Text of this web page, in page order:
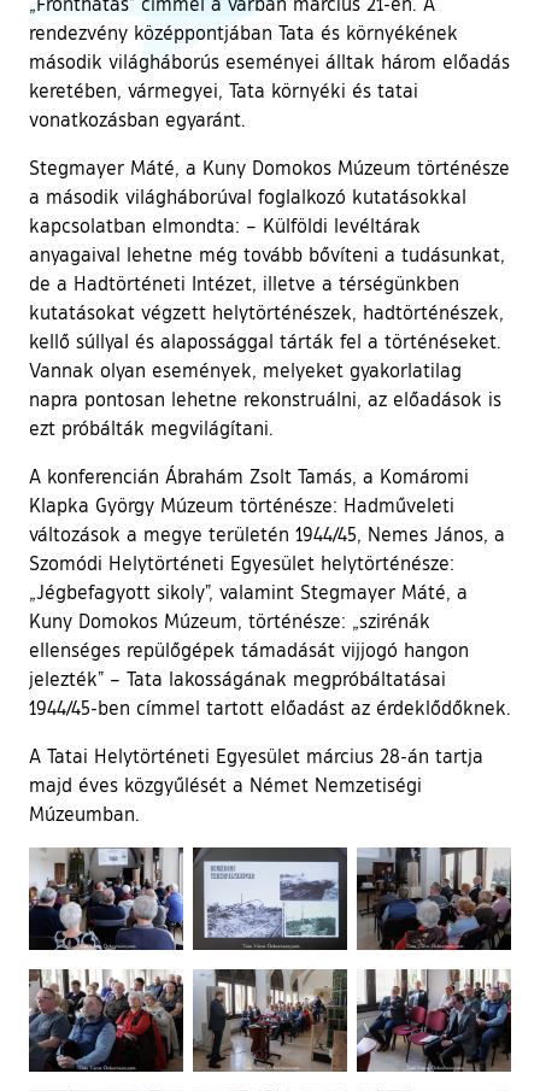
rendezvény középpontjában Tata és környékének
második világháborús eseményei álltak három előadás
keretében, vármegyei, Tata környéki és tatai
vonatkozásban egyaránt.
Stegmayer Máté, a Kuny Domokos Múzeum történésze
a második világháborúval foglalkozó kutatásokkal
kapcsolatban elmondta: – Külföldi levéltárak
anyagaival lehetne még tovább bővíteni a tudásunkat,
de a Hadtörténeti Intézet, illetve a térségünkben
kutatásokat végzett helytörténészek, hadtörténészek,
kellő súllyal és alapossággal tárták fel a történéseket.
Vannak olyan események, melyeket gyakorlatilag
napra pontosan lehetne rekonstruálni, az előadások is
ezt próbálták megvilágítani.
A konferencián Ábrahám Zsolt Tamás, a Komáromi
Klapka György Múzeum történésze: Hadműveleti
változások a megye területén 1944/45, Nemes János, a
Szomódi Helytörténeti Egyesület helytörténésze:
„Jégbefagyott sikoly”, valamint Stegmayer Máté, a
Kuny Domokos Múzeum, történésze: „szirénák
ellenséges repülőgépek támadását vijjogó hangon
jelezték” – Tata lakosságának megpróbáltatásai
1944/45-ben címmel tartott előadást az érdeklődőknek.
A Tatai Helytörténeti Egyesület március 28-án tartja
majd éves közgyűlését a Német Nemzetiségi
Múzeumban.
Ugrás a galéria utánra